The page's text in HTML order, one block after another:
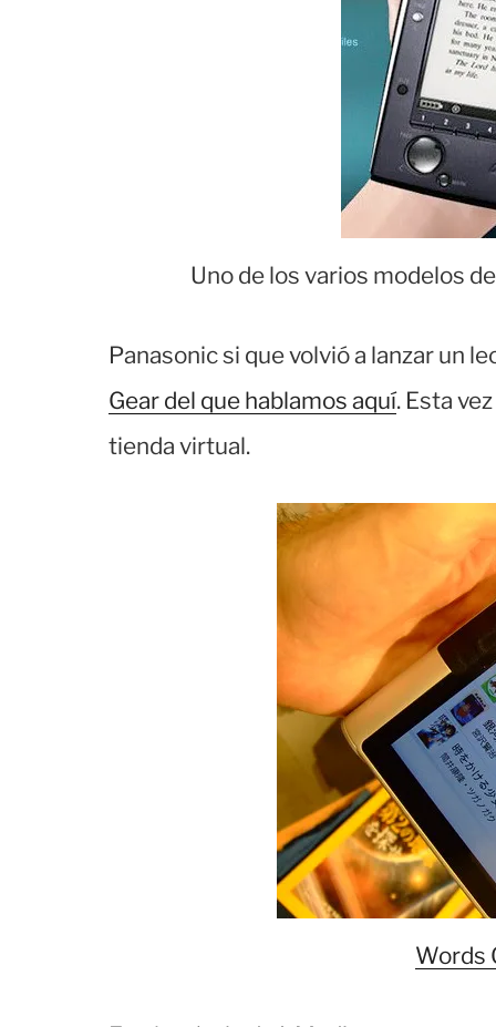
Uno de los varios modelos
Panasonic si que volvió a lanzar un
Gear del que hablamos aquí. Esta
tienda virtual.
Words